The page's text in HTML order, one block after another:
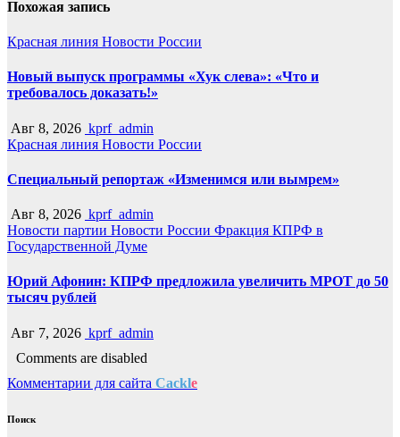
Похожая запись
Красная линия Новости России
Новый выпуск программы «Хук слева»: «Что и
требовалось доказать!»
Авг 8, 2026 kprf_admin
Красная линия Новости России
Специальный репортаж «Изменимся или вымрем»
Авг 8, 2026 kprf_admin
Новости партии Новости России Фракция КПРФ в
Государственной Думе
Юрий Афонин: КПРФ предложила увеличить МРОТ до 50
тысяч рублей
Авг 7, 2026 kprf_admin
Comments are disabled
Комментарии для сайта Cackle
Поиск